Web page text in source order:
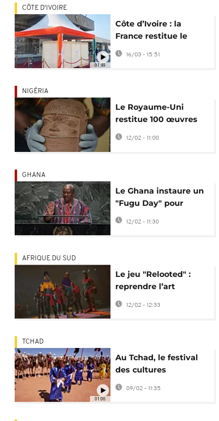
01:49
CÔTE D'IVOIRE
Côte d’Ivoire : la
France restitue le
tambour sacré Djidji
16/03 - 15:51
NIGÉRIA
Le Royaume-Uni
restitue 100 œuvres
africaines pillées au
12/02 - 11:00
GHANA
Le Ghana instaure un
"Fugu Day" pour
promouvoir sa tenue
traditionnelle
12/02 - 11:30
AFRIQUE DU SUD
Le jeu "Relooted" :
reprendre l’art
africain, manette en
main
12/02 - 12:33
01:00
TCHAD
Au Tchad, le festival
des cultures
sahariennes réunit les
nations du désert
09/02 - 11:35